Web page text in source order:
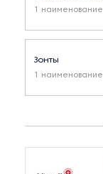
1 наименование
Зонты
1 наименование
Зубочистки